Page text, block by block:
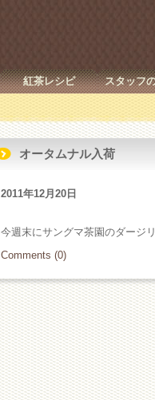
紅茶レシピ スタッフ
オータムナル入荷
2011年12月20日
今週末にサングマ茶園のダージ
Comments (0)